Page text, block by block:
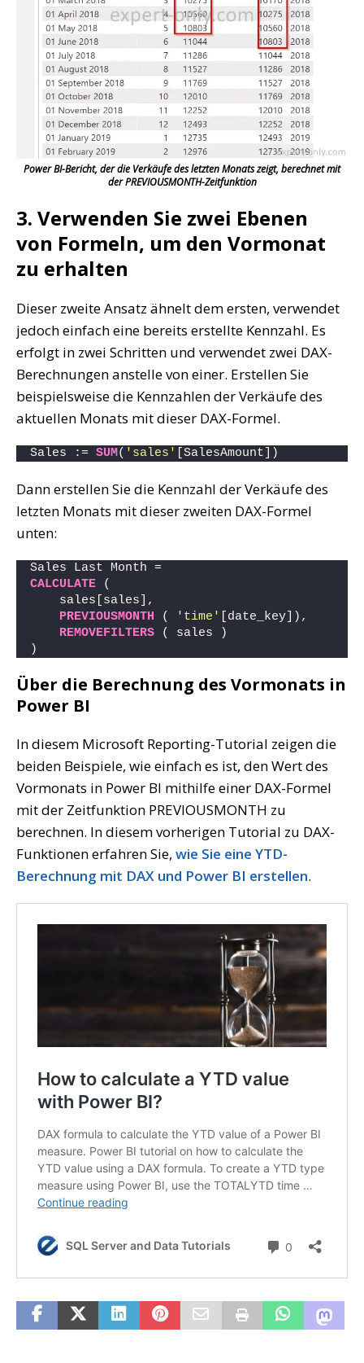
Power BI-Bericht, der die Verkäufe des letzten Monats zeigt, berechnet mit
der PREVIOUSMONTH-Zeitfunktion
3. Verwenden Sie zwei Ebenen
von Formeln, um den Vormonat
zu erhalten
Dieser zweite Ansatz ähnelt dem ersten, verwendet
jedoch einfach eine bereits erstellte Kennzahl. Es
erfolgt in zwei Schritten und verwendet zwei DAX-
Berechnungen anstelle von einer. Erstellen Sie
beispielsweise die Kennzahlen der Verkäufe des
aktuellen Monats mit dieser DAX-Formel.
Sales := SUM( 'sales' [SalesAmount])
Dann erstellen Sie die Kennzahl der Verkäufe des
letzten Monats mit dieser zweiten DAX-Formel
unten:
Sales Last Month =
CALCULATE (
    sales[sales],
PREVIOUSMONTH ( 'time'
[date_key]),
REMOVEFILTERS ( sales )
)
Über die Berechnung des Vormonats in
Power BI
In diesem Microsoft Reporting-Tutorial zeigen die
beiden Beispiele, wie einfach es ist, den Wert des
Vormonats in Power BI mithilfe einer DAX-Formel
mit der Zeitfunktion PREVIOUSMONTH zu
berechnen. In diesem vorherigen Tutorial zu DAX-
Funktionen erfahren Sie, wie Sie eine YTD-
Berechnung mit DAX und Power BI erstellen.